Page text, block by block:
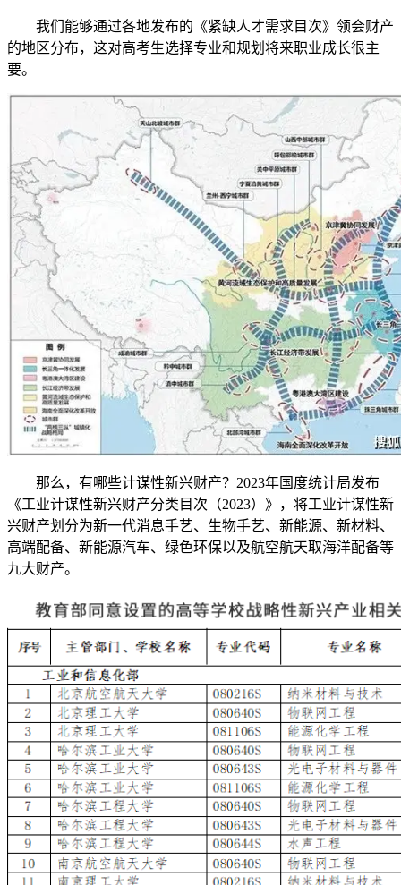
我们能够通过各地发布的《紧缺人才需求目次》领会财产
的地区分布，这对高考生选择专业和规划将来职业成长很主
要。
那么，有哪些计谋性新兴财产？2023年国度统计局发布
《工业计谋性新兴财产分类目次（2023）》，将工业计谋性新
兴财产划分为新一代消息手艺、生物手艺、新能源、新材料、
高端配备、新能源汽车、绿色环保以及航空航天取海洋配备等
九大财产。